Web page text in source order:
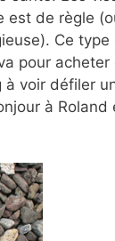
de règle
Ce
pour
à voir défiler
à